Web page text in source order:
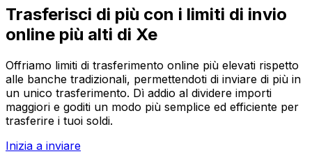
Trasferisci di più con i limiti di invio
online più alti di Xe
Offriamo limiti di trasferimento online più elevati rispetto
alle banche tradizionali, permettendoti di inviare di più in
un unico trasferimento. Dì addio al dividere importi
maggiori e goditi un modo più semplice ed efficiente per
trasferire i tuoi soldi.
Inizia a inviare